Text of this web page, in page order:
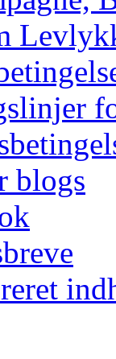
blogs